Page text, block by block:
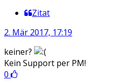
Zitat
2. Mär 2017, 17:19
keiner?
Kein Support per PM!
0